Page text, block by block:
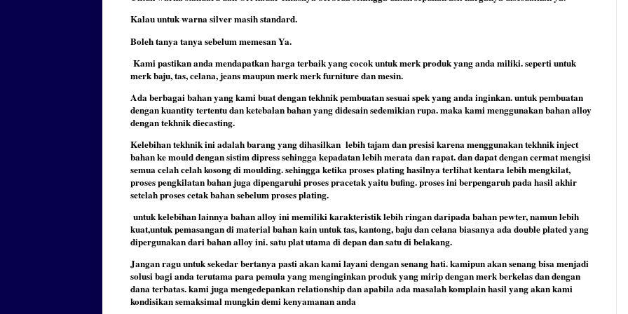
Kalau untuk warna silver masih standard.
Boleh tanya tanya sebelum memesan Ya.
Kami pastikan anda mendapatkan harga terbaik yang cocok untuk merk produk yang anda miliki. seperti untuk
merk baju, tas, celana, jeans maupun merk merk furniture dan mesin.
Ada berbagai bahan yang kami buat dengan tekhnik pembuatan sesuai spek yang anda inginkan. untuk pembuatan
dengan kuantity tertentu dan ketebalan bahan yang didesain sedemikian rupa. maka kami menggunakan bahan alloy
dengan tekhnik diecasting.
Kelebihan tekhnik ini adalah barang yang dihasilkan lebih tajam dan presisi karena menggunakan tekhnik inject
bahan ke mould dengan sistim dipress sehingga kepadatan lebih merata dan rapat. dan dapat dengan cermat mengisi
semua celah celah kosong di moulding. sehingga ketika proses plating hasilnya terlihat kentara lebih mengkilat,
proses pengkilatan bahan juga dipengaruhi proses pracetak yaitu bufing. proses ini berpengaruh pada hasil akhir
setelah proses cetak bahan sebelum proses plating.
untuk kelebihan lainnya bahan alloy ini memiliki karakteristik lebih ringan daripada bahan pewter, namun lebih
kuat,untuk pemasangan di material bahan kain untuk tas, kantong, baju dan celana biasanya ada double plated yang
dipergunakan dari bahan alloy ini. satu plat utama di depan dan satu di belakang.
Jangan ragu untuk sekedar bertanya pasti akan kami layani dengan senang hati. kamipun akan senang bisa menjadi
solusi bagi anda terutama para pemula yang menginginkan produk yang mirip dengan merk berkelas dan dengan
dana terbatas. kami juga mengedepankan relationship dan apabila ada masalah komplain hasil yang akan kami
kondisikan semaksimal mungkin demi kenyamanan anda